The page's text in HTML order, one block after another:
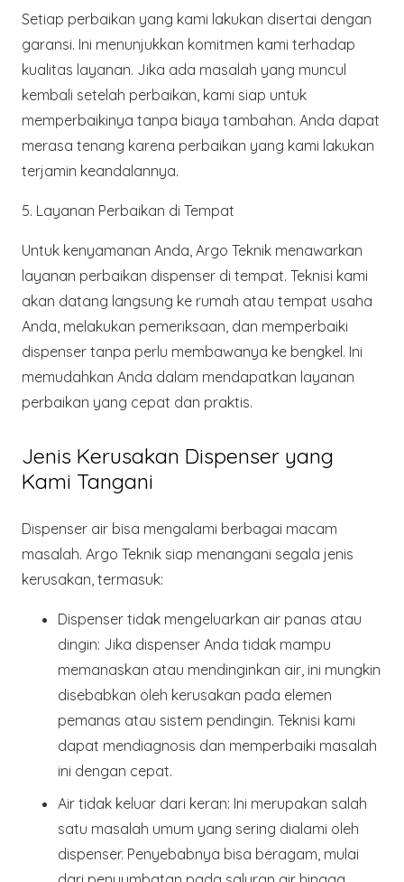
Setiap perbaikan yang kami lakukan disertai dengan
garansi. Ini menunjukkan komitmen kami terhadap
kualitas layanan. Jika ada masalah yang muncul
kembali setelah perbaikan, kami siap untuk
memperbaikinya tanpa biaya tambahan. Anda dapat
merasa tenang karena perbaikan yang kami lakukan
terjamin keandalannya.
5. Layanan Perbaikan di Tempat
Untuk kenyamanan Anda, Argo Teknik menawarkan
layanan perbaikan dispenser di tempat. Teknisi kami
akan datang langsung ke rumah atau tempat usaha
Anda, melakukan pemeriksaan, dan memperbaiki
dispenser tanpa perlu membawanya ke bengkel. Ini
memudahkan Anda dalam mendapatkan layanan
perbaikan yang cepat dan praktis.
Jenis Kerusakan Dispenser yang
Kami Tangani
Dispenser air bisa mengalami berbagai macam
masalah. Argo Teknik siap menangani segala jenis
kerusakan, termasuk:
Dispenser tidak mengeluarkan air panas atau
dingin: Jika dispenser Anda tidak mampu
memanaskan atau mendinginkan air, ini mungkin
disebabkan oleh kerusakan pada elemen
pemanas atau sistem pendingin. Teknisi kami
dapat mendiagnosis dan memperbaiki masalah
ini dengan cepat.
Air tidak keluar dari keran: Ini merupakan salah
satu masalah umum yang sering dialami oleh
dispenser. Penyebabnya bisa beragam, mulai